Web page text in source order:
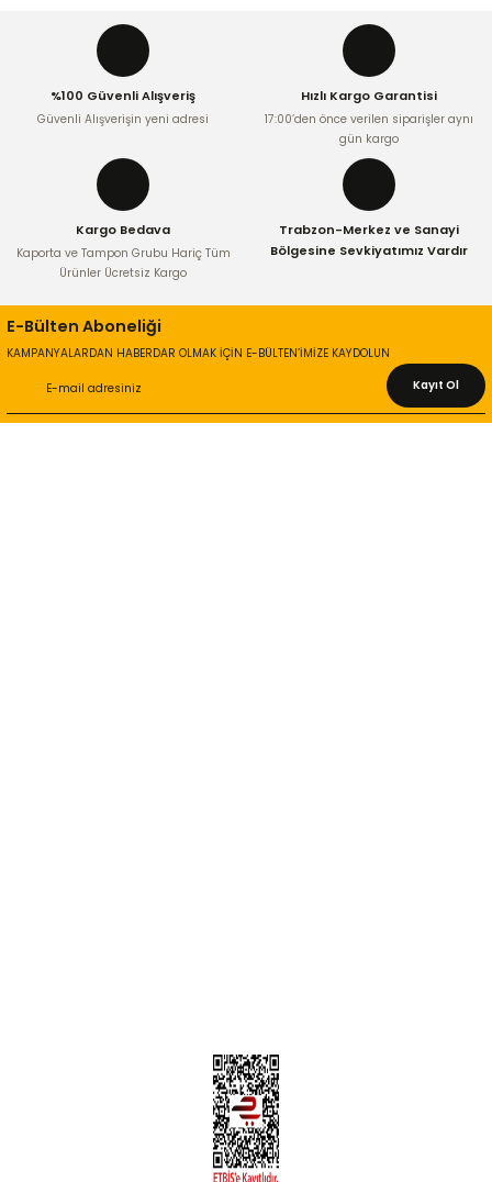
Ürün bilgilerinde hatalar bulunuyor.
Ürün fiyatı diğer sitelerden daha pahalı.
Bu ürüne benzer farklı alternatifler olmalı.
%100 Güvenli Alışveriş
Güvenli Alışverişin yeni adresi
Hızlı Kargo Garantisi
17:00’den önce verilen siparişler aynı
gün kargo
Kargo Bedava
Kaporta ve Tampon Grubu Hariç Tüm
Ürünler Ücretsiz Kargo
Trabzon-Merkez ve Sanayi
Bölgesine Sevkiyatımız Vardır
E-Bülten Aboneliği
KAMPANYALARDAN HABERDAR OLMAK İÇİN E-BÜLTEN’İMİZE KAYDOLUN
Kayıt Ol